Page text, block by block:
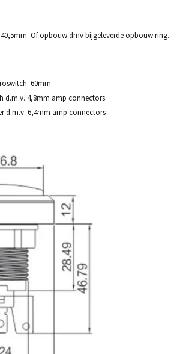
Of opbouw dmv bijgeleverde opbouw ring.
60mm
d.m.v. 4,8mm amp connectors
d.m.v. 6,4mm amp connectors